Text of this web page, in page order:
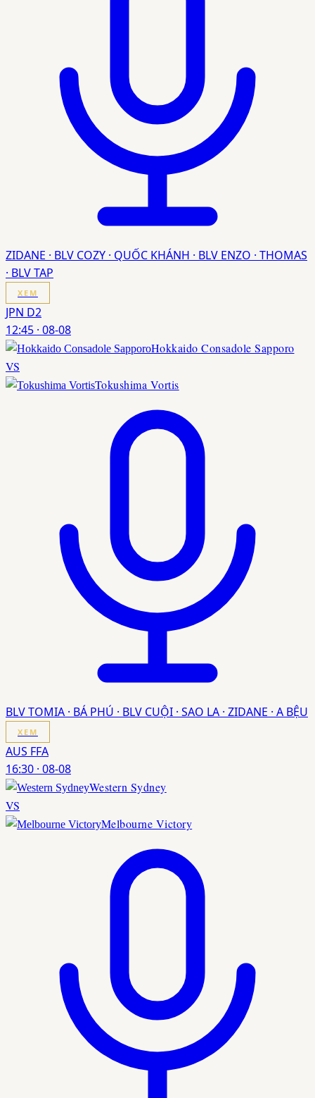
ZIDANE · BLV COZY · QUỐC KHÁNH · BLV ENZO · THOMAS
· BLV TAP
XEM
JPN D2
12:45 · 08-08
Hokkaido Consadole Sapporo
VS
Tokushima Vortis
BLV TOMIA · BÁ PHÚ · BLV CUỘI · SAO LA · ZIDANE · A BỆU
XEM
AUS FFA
16:30 · 08-08
Western Sydney
VS
Melbourne Victory